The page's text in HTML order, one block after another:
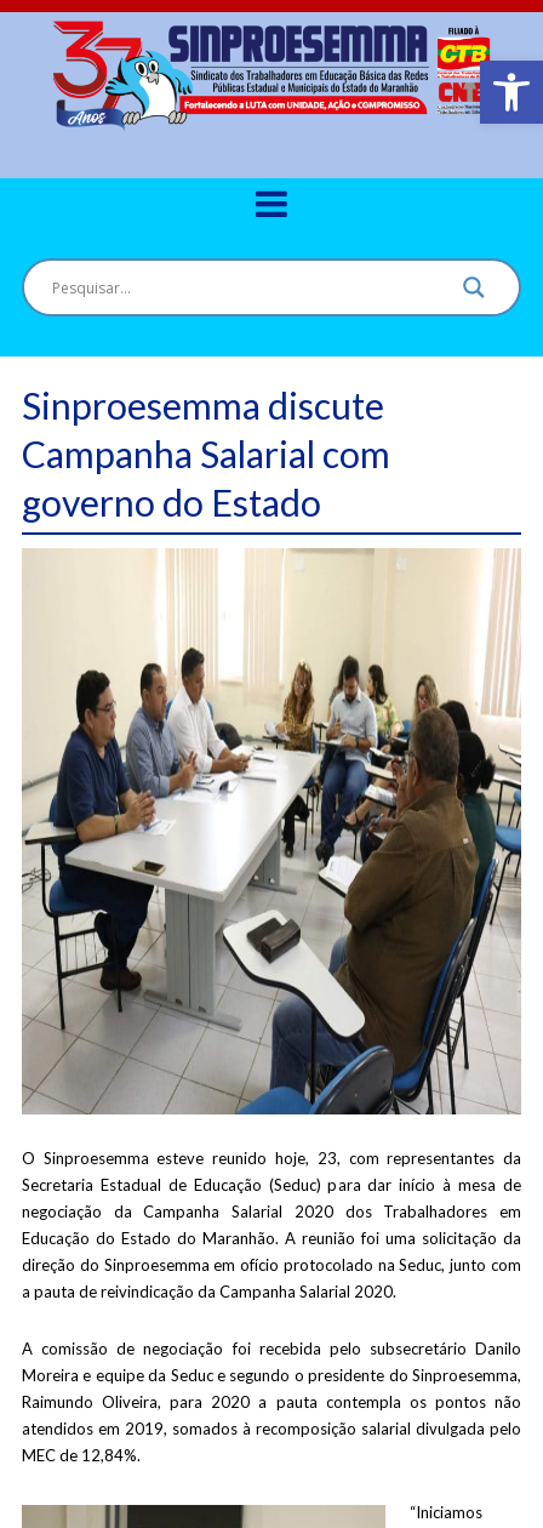
Barra de
Sinproesemma discute
Campanha Salarial com
governo do Estado
O Sinproesemma esteve reunido hoje, 23, com representantes da
Secretaria Estadual de Educação (Seduc) para dar início à mesa de
negociação da Campanha Salarial 2020 dos Trabalhadores em
Educação do Estado do Maranhão. A reunião foi uma solicitação da
direção do Sinproesemma em ofício protocolado na Seduc, junto com
a pauta de reivindicação da Campanha Salarial 2020.
A comissão de negociação foi recebida pelo subsecretário Danilo
Moreira e equipe da Seduc e segundo o presidente do Sinproesemma,
Raimundo Oliveira, para 2020 a pauta contempla os pontos não
atendidos em 2019, somados à recomposição salarial divulgada pelo
MEC de 12,84%.
“Iniciamos